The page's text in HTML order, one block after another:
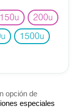
150u 200u
u 1500u
opción de
especiales